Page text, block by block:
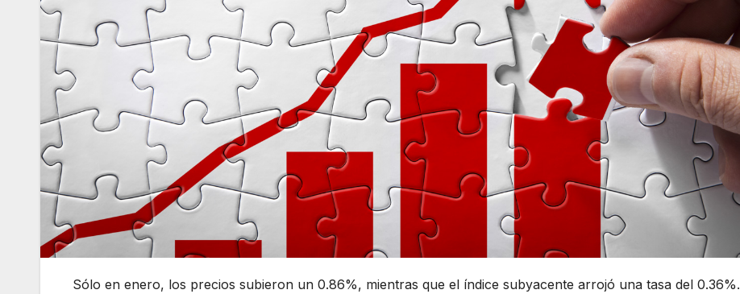
Sólo en enero, los precios subieron un 0.86%, mientras que el índice subyacente arrojó una tasa del 0.36%.